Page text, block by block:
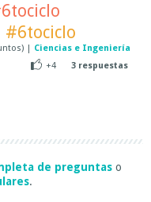
#6tociclo
| Ciencias e Ingeniería
+4
3 respuestas
de preguntas o
.